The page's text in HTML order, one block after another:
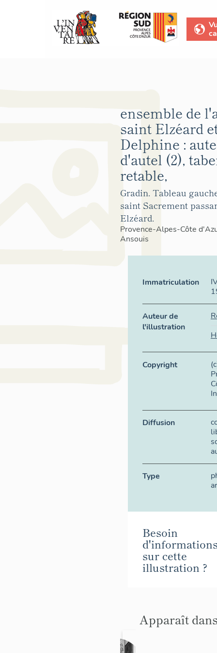
ensemble de
saint Elzéard
Delphine :
d'autel (2),
retable,
Gradin. Tableau
saint Sacrement
Elzéard.
Provence-Alpes-Côte
Ansouis
Immatriculation
Auteur de
l'illustration
Copyright
Diffusion
Type
Besoin
sur cette
illustration ?
Apparaît